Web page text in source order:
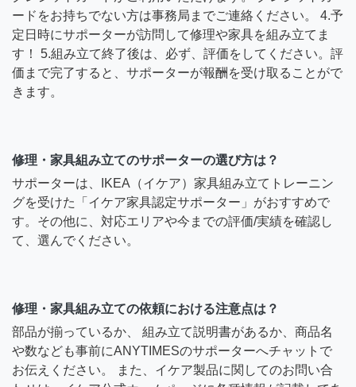
ードをお持ちでない方は事務局までご連絡ください。 4.予
定日時にサポーターが訪問して修理や家具を組み立てま
す！ 5.組み立て終了後は、必ず、評価をしてください。評
価まで完了すると、サポーターが報酬を受け取ることがで
きます。
修理・家具組み立てのサポーターの選び方は？
サポーターは、IKEA（イケア）家具組み立てトレーニン
グを受けた「イケア家具認定サポーター」がおすすめで
す。その他に、対応エリアや今までの評価/実績を確認し
て、選んでください。
修理・家具組み立ての依頼における注意点は？
部品が揃っているか、 組み立て説明書があるか、商品名
や数なども事前にANYTIMESのサポーターへチャットで
お伝えください。 また、イケア製品に関してのお問い合